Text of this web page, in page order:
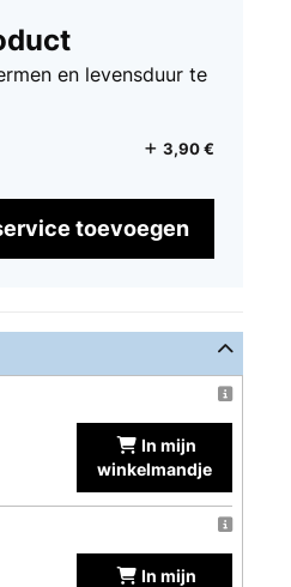
en levensduur te
3,90 €
toevoegen
In mijn
winkelmandje
In mijn